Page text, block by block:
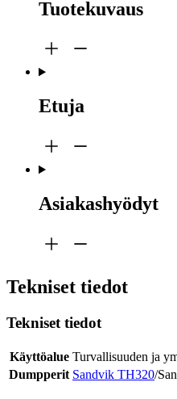
Tuotekuvaus
Etuja
Asiakashyödyt
Tekniset tiedot
Tekniset tiedot
Käyttöalue Turvallisuuden ja
Dumpperit Sandvik TH320/